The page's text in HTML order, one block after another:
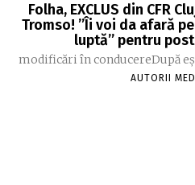
Folha, EXCLUS din CFR
Tromso! ”Îi voi da afară
luptă” pentru
modificări în conducereDupă
AUTORII